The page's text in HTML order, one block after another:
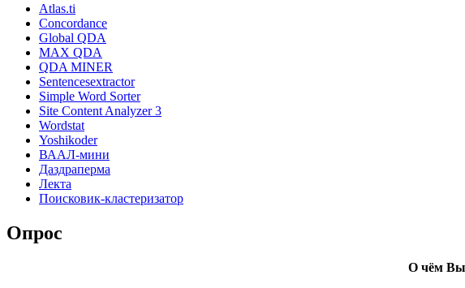
Atlas.ti
Concordance
Global QDA
MAX QDA
QDA MINER
Sentencesextractor
Simple Word Sorter
Site Content Analyzer 3
Wordstat
Yoshikoder
ВААЛ-мини
Даздраперма
Лекта
Поисковик-кластеризатор
Опрос
О чём Вы